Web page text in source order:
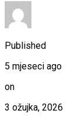
Published
5 mjeseci ago
on
3 ožujka, 2026